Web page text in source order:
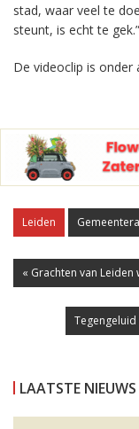
stad, waar veel te
steunt, is echt te gek.”
De videoclip is onder
Leiden
« Grachten van Leiden
LAATSTE NIEUWS